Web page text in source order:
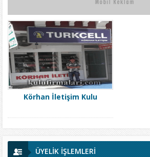
Körhan İletişim Kulu
ÜYELİK İŞLEMLERİ